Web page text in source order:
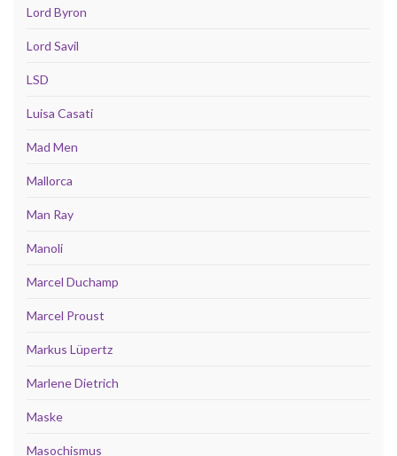
Lord Byron
Lord Savil
LSD
Luisa Casati
Mad Men
Mallorca
Man Ray
Manoli
Marcel Duchamp
Marcel Proust
Markus Lüpertz
Marlene Dietrich
Maske
Masochismus